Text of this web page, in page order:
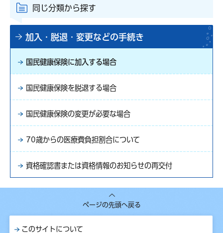
同じ分類から探す
加入・脱退・変更などの手続き
国民健康保険に加入する場合
国民健康保険を脱退する場合
国民健康保険の変更が必要な場合
70歳からの医療費負担割合について
資格確認書または資格情報のお知らせの再交付
ページの先頭へ戻る
このサイトについて